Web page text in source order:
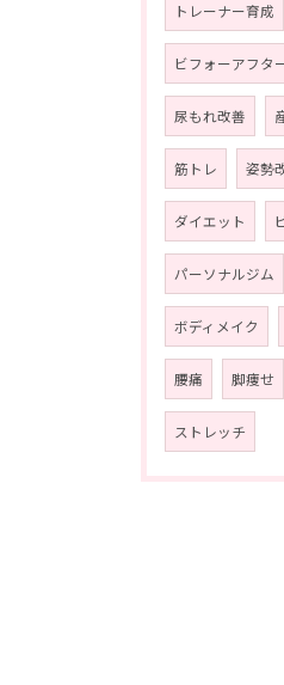
トレーナー育成
ビフォーアフタ
尿もれ改善
筋トレ 姿勢
ダイエット
パーソナルジム
ボディメイク
腰痛 脚痩せ
ストレッチ